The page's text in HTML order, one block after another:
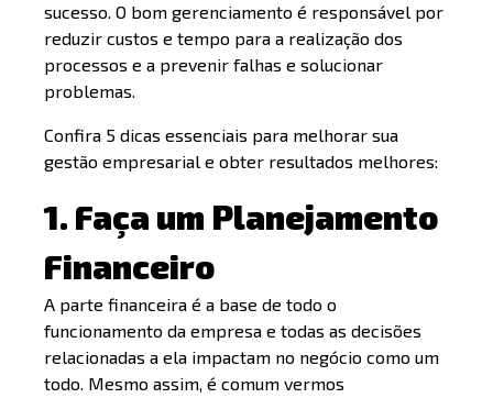
sucesso. O bom gerenciamento é responsável por
reduzir custos e tempo para a realização dos
processos e a prevenir falhas e solucionar
problemas.
Confira 5 dicas essenciais para melhorar sua
gestão empresarial e obter resultados melhores:
1. Faça um Planejamento
Financeiro
A parte financeira é a base de todo o
funcionamento da empresa e todas as decisões
relacionadas a ela impactam no negócio como um
todo. Mesmo assim, é comum vermos